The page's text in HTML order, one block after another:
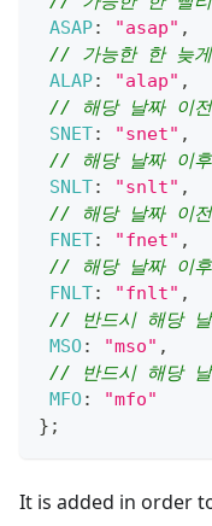
ASAP: "asap" ,
// 가능한 한 늦게
ALAP: "alap" ,
// 해당 날짜 이전
SNET: "snet" ,
// 해당 날짜 이후
SNLT: "snlt" ,
// 해당 날짜 이전
FNET: "fnet" ,
// 해당 날짜 이후
FNLT: "fnlt" ,
// 반드시 해당 날
MSO: "mso" ,
// 반드시 해당 날
MFO:
"mfo"
} ;
It is added in order